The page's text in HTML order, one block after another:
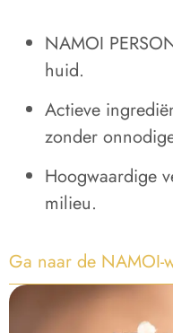
NAMOI
huid.
Actieve
zonder
Hoogwaardige
milieu.
Ga naar de NAMOI-